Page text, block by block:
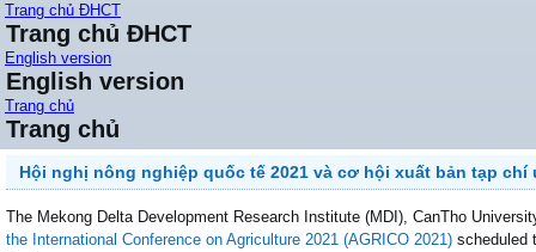
Trang chủ ĐHCT
Trang chủ ĐHCT
English version
English version
Trang chủ
Trang chủ
Hội nghị nông nghiệp quốc tế 2021 và cơ hội xuất bản tạp chí
The Mekong Delta Development Research Institute (MDI), CanTho
the International Conference on Agriculture 2021 (AGRICO 2021) scheduled